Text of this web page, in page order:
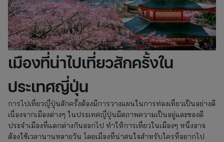
เมืองที่น่าไปเที่ยวสักครั้งใน
ประเทศญี่ปุ่น
การไปเที่ยวญี่ปุ่นสักครั้งต้องมีการวางแผนในการท่องเที่ยวเป็นอย่างดี
เนื่องจากเมืองต่างๆ ในประเทศญี่ปุ่นมีสภาพความเป็นอยู่และของดี
ประจำเมืองที่แตกต่างกันออกไป ทำให้การเที่ยวในเมืองๆ หนึ่งอาจ
ต้องใช้เวลานานหลายวัน โดยเมืองที่น่าสนใจสำหรับใครที่อยากไป